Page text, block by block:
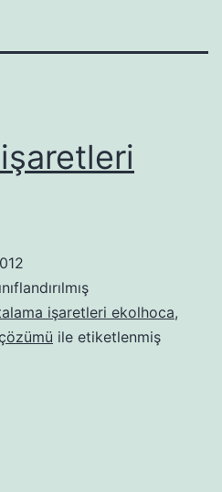
işaretleri ekolhoca,
ile etiketlenmiş